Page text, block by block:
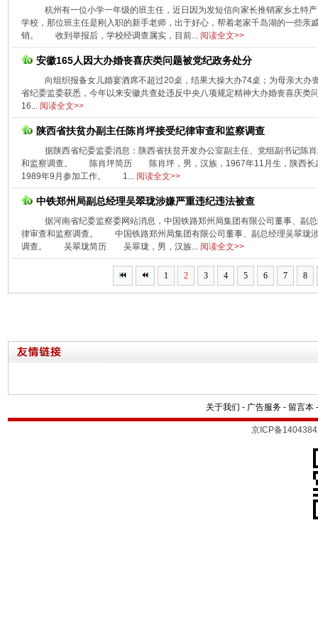
杭州有一位小学一年级的班主任，近日因为发短信向家长推销家乡土
学校，那位班主任是刚入职的新手老师，出于好心，帮着老家千岛湖的一些亲
销。 收到举报后，学校经调查属实，目前... 阅读全文>>
安徽165人因大办婚丧喜庆类问题被党纪政务处分
向组织报备女儿婚宴酒席不超过20桌，结果大操大办74桌；为母亲大
省纪委监委获悉，今年以来安徽共查处违反中央八项规定精神大办婚丧喜庆类
16... 阅读全文>>
陕西省扶贫办副主任陈肖坪接受纪律审查和监察调查
据陕西省纪委监委消息：陕西省扶贫开发办公室副主任、党组副书记陈
和监察调查。 陈肖坪简历 陈肖坪，男，汉族，1967年11月生，陕西长
1989年9月参加工作。 1... 阅读全文>>
中铁郑州局副总经理吴翠珑涉嫌严重违纪违法被查
据河南省纪委监察委网站消息，中国铁路郑州局集团有限公司董事、副
律审查和监察调查。 中国铁路郑州局集团有限公司董事、副总经理吴翠珑
调查。 吴翠珑简历 吴翠珑，男，汉族... 阅读全文>>
1 2 3 4 5 6 7 8
关于我们 - 广告服务 - 留言本
京ICP备